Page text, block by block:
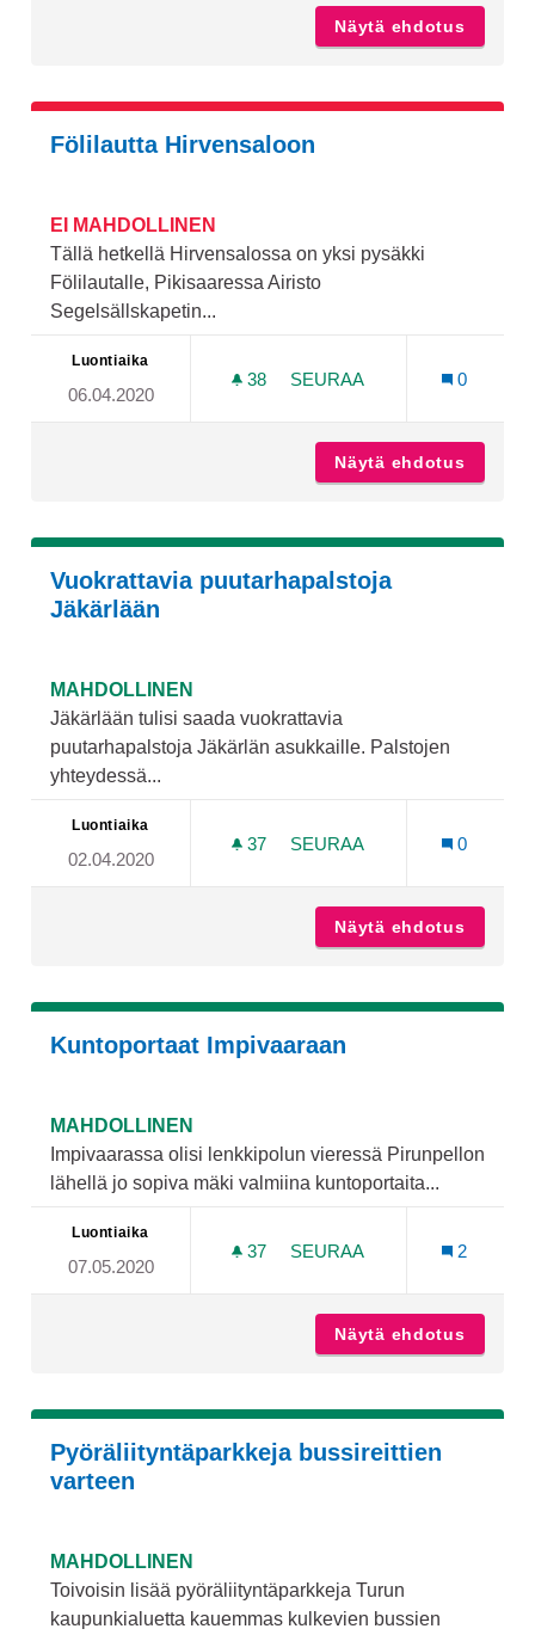
Näytä ehdotus
Fölilautta Hirvensaloon
EI MAHDOLLINEN
Tällä hetkellä Hirvensalossa on yksi pysäkki
Fölilautalle, Pikisaaressa Airisto
Segelsällskapetin...
Luontiaika
06.04.2020
38 38 SEURAAJAA
SEURAA
0
Näytä ehdotus
Vuokrattavia puutarhapalstoja
Jäkärlään
MAHDOLLINEN
Jäkärlään tulisi saada vuokrattavia
puutarhapalstoja Jäkärlän asukkaille. Palstojen
yhteydessä...
Luontiaika
02.04.2020
37 37 SEURAAJAA
SEURAA
0
Näytä ehdotus
Kuntoportaat Impivaaraan
MAHDOLLINEN
Impivaarassa olisi lenkkipolun vieressä Pirunpellon
lähellä jo sopiva mäki valmiina kuntoportaita...
Luontiaika
07.05.2020
37 37 SEURAAJAA
SEURAA
2
Näytä ehdotus
Pyöräliityntäparkkeja bussireittien
varteen
MAHDOLLINEN
Toivoisin lisää pyöräliityntäparkkeja Turun
kaupunkialuetta kauemmas kulkevien bussien